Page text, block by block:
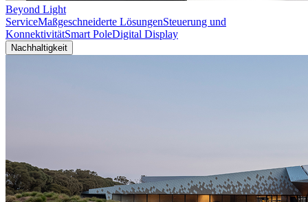
Beyond Light
ServiceMaßgeschneiderte LösungenSteuerung und
KonnektivitätSmart PoleDigital Display
Nachhaltigkeit